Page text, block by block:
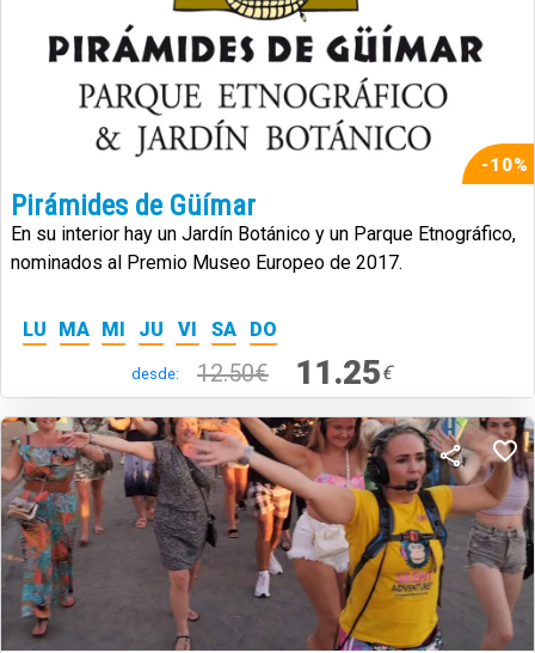
-10%
Pirámides de Güímar
En su interior hay un Jardín Botánico y un Parque Etnográfico,
nominados al Premio Museo Europeo de 2017.
LU MA MI JU VI SA DO
desde: 12.50€ 11.25€